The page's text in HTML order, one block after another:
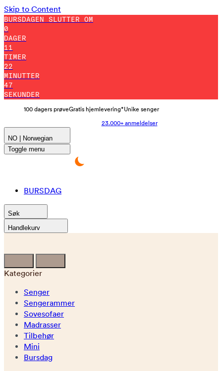
Skip to Content
BURSDAGEN SLUTTER OM
0
DAGER
11
TIMER
22
MINUTTER
37
SEKUNDER
100 dagers prøveGratis hjemlevering*Unike senger
23.000+ anmeldelser
NO | Norwegian
Toggle menu
BURSDAG
Søk
Handlekurv
Kategorier
Senger
Sengerammer
Sovesofaer
Madrasser
Tilbehør
Mini
Bursdag